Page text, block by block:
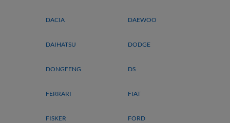
DACIA DAEWOO
DAIHATSU DODGE
DONGFENG DS
FERRARI FIAT
FISKER FORD